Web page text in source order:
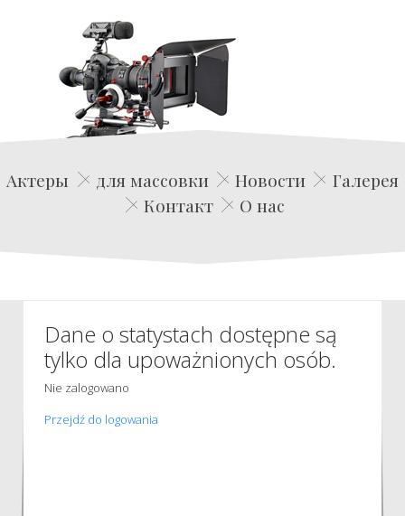
Edwin Film Agencja Aktorska
Актеры для массовки Новости
Галерея
Контакт
О нас
Dane o statystach dostępne są
tylko dla upoważnionych osób.
Nie zalogowano
Przejdź do logowania